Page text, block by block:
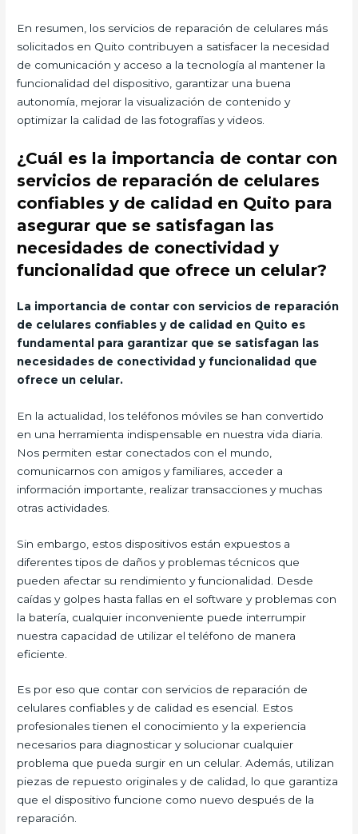
En resumen, los servicios de reparación de celulares más
solicitados en Quito contribuyen a satisfacer la necesidad
de comunicación y acceso a la tecnología al mantener la
funcionalidad del dispositivo, garantizar una buena
autonomía, mejorar la visualización de contenido y
optimizar la calidad de las fotografías y videos.
¿Cuál es la importancia de contar con
servicios de reparación de celulares
confiables y de calidad en Quito para
asegurar que se satisfagan las
necesidades de conectividad y
funcionalidad que ofrece un celular?
La importancia de contar con servicios de reparación
de celulares confiables y de calidad en Quito es
fundamental para garantizar que se satisfagan las
necesidades de conectividad y funcionalidad que
ofrece un celular.
En la actualidad, los teléfonos móviles se han convertido
en una herramienta indispensable en nuestra vida diaria.
Nos permiten estar conectados con el mundo,
comunicarnos con amigos y familiares, acceder a
información importante, realizar transacciones y muchas
otras actividades.
Sin embargo, estos dispositivos están expuestos a
diferentes tipos de daños y problemas técnicos que
pueden afectar su rendimiento y funcionalidad. Desde
caídas y golpes hasta fallas en el software y problemas con
la batería, cualquier inconveniente puede interrumpir
nuestra capacidad de utilizar el teléfono de manera
eficiente.
Es por eso que contar con servicios de reparación de
celulares confiables y de calidad es esencial. Estos
profesionales tienen el conocimiento y la experiencia
necesarios para diagnosticar y solucionar cualquier
problema que pueda surgir en un celular. Además, utilizan
piezas de repuesto originales y de calidad, lo que garantiza
que el dispositivo funcione como nuevo después de la
reparación.